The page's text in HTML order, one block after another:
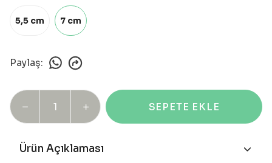
5,5 cm 7 cm
Paylaş:
SEPETE EKLE
Ürün Açıklaması